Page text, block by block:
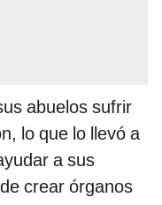
abuelos sufrir
lo que lo llevó a
a sus
crear órganos